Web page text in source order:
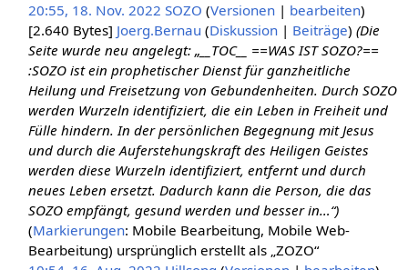
20:55, 18. Nov. 2022 ‎SOZO (Versionen | bearbeiten)
[2.640 Bytes] Joerg.Bernau (Diskussion | Beiträge) (Die
Seite wurde neu angelegt: „__TOC__ ==WAS IST SOZO?==
:SOZO ist ein prophetischer Dienst für ganzheitliche
Heilung und Freisetzung von Gebundenheiten. Durch SOZO
werden Wurzeln identifiziert, die ein Leben in Freiheit und
Fülle hindern. In der persönlichen Begegnung mit Jesus
und durch die Auferstehungskraft des Heiligen Geistes
werden diese Wurzeln identifiziert, entfernt und durch
neues Leben ersetzt. Dadurch kann die Person, die das
SOZO empfängt, gesund werden und besser in…“)
Markierungen: Mobile Bearbeitung Mobile Web-
Bearbeitung ursprünglich erstellt als „ZOZO“